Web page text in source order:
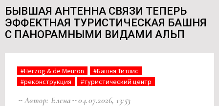
БЫВШАЯ АНТЕННА СВЯЗИ ТЕПЕРЬ
ЭФФЕКТНАЯ ТУРИСТИЧЕСКАЯ БАШНЯ
С ПАНОРАМНЫМИ ВИДАМИ АЛЬП
#Herzog & de Meuron
#Башня Титлис
#реконструкция
#туристический центр
Автор: Елена 04.07.2026, 13:53